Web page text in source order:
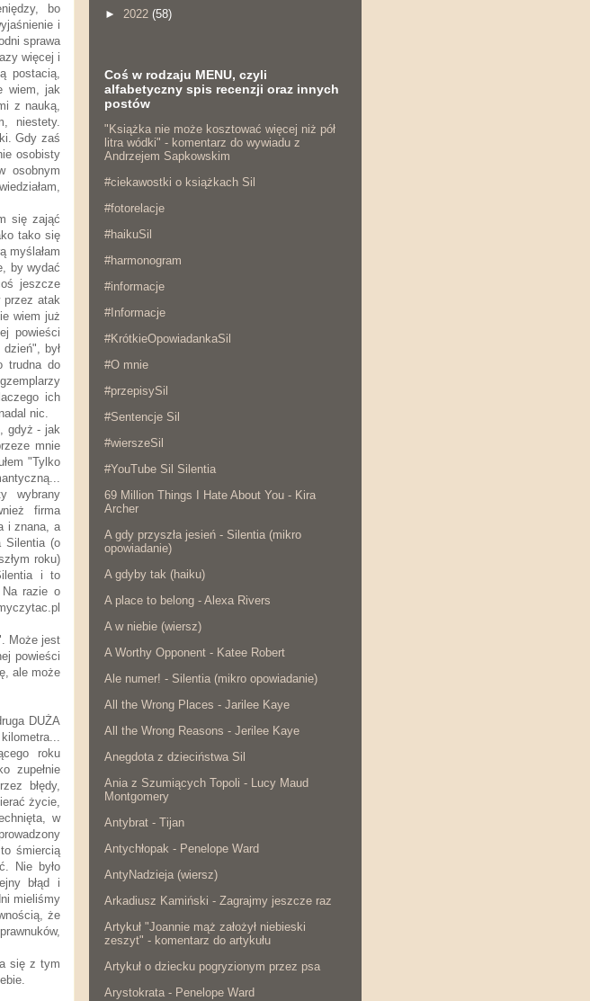
bo
i
sprawa
więcej i
postacią,
wiem, jak
z nauką,
niestety.
Gdy zaś
osobisty
osobnym
się zająć
tako się
myślałam
by wydać
jeszcze
przez atak
wiem już
powieści
był
trudna do
ich
nic.
gdyż - jak
mnie
"Tylko
wybrany
firma
i znana, a
Silentia (o
roku)
i to
Na razie o
Może jest
powieści
ale może
DUŻA
roku
zupełnie
błędy,
życie,
w
śmiercią
Nie było
błąd i
mieliśmy
że
się z tym
► 2022 (58)
Coś w rodzaju MENU, czyli
alfabetyczny spis recenzji oraz innych
postów
"Książka nie może kosztować więcej niż pół
litra wódki" - komentarz do wywiadu z
Andrzejem Sapkowskim
#ciekawostki o książkach Sil
#fotorelacje
#haikuSil
#harmonogram
#informacje
#Informacje
#KrótkieOpowiadankaSil
#O mnie
#przepisySil
#Sentencje Sil
#wierszeSil
#YouTube Sil Silentia
69 Million Things I Hate About You - Kira
Archer
A gdy przyszła jesień - Silentia (mikro
opowiadanie)
A gdyby tak (haiku)
A place to belong - Alexa Rivers
A w niebie (wiersz)
A Worthy Opponent - Katee Robert
Ale numer! - Silentia (mikro opowiadanie)
All the Wrong Places - Jarilee Kaye
All the Wrong Reasons - Jerilee Kaye
Anegdota z dzieciństwa Sil
Ania z Szumiących Topoli - Lucy Maud
Montgomery
Antybrat - Tijan
Antychłopak - Penelope Ward
AntyNadzieja (wiersz)
Arkadiusz Kamiński - Zagrajmy jeszcze raz
Artykuł "Joannie mąż założył niebieski
zeszyt" - komentarz do artykułu
Artykuł o dziecku pogryzionym przez psa
Arystokrata - Penelope Ward